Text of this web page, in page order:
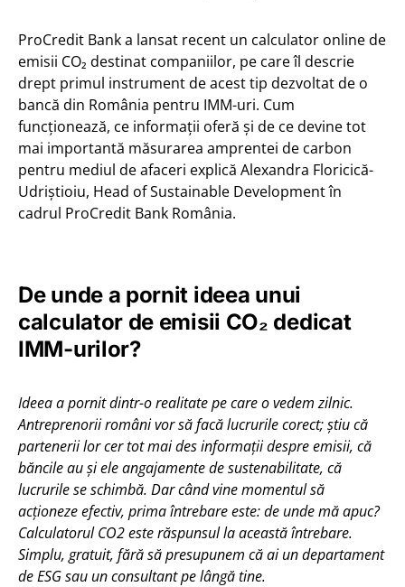
ProCredit Bank a lansat recent un calculator online de
emisii CO₂ destinat companiilor, pe care îl descrie
drept primul instrument de acest tip dezvoltat de o
bancă din România pentru IMM-uri. Cum
funcționează, ce informații oferă și de ce devine tot
mai importantă măsurarea amprentei de carbon
pentru mediul de afaceri explică Alexandra Floricică-
Udriștioiu, Head of Sustainable Development în
cadrul ProCredit Bank România.
De unde a pornit ideea unui
calculator de emisii CO₂ dedicat
IMM-urilor?
Ideea a pornit dintr-o realitate pe care o vedem zilnic.
Antreprenorii români vor să facă lucrurile corect; știu că
partenerii lor cer tot mai des informații despre emisii, că
băncile au și ele angajamente de sustenabilitate, că
lucrurile se schimbă. Dar când vine momentul să
acționeze efectiv, prima întrebare este: de unde mă apuc?
Calculatorul CO2 este răspunsul la această întrebare.
Simplu, gratuit, fără să presupunem că ai un departament
de ESG sau un consultant pe lângă tine.